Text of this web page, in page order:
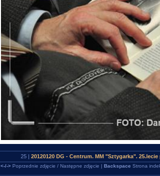
25 | 20120120 DG - Centrum. MM "Sztygarka".
<-/->Poprzednie zdjęcie / Następne zdjęcie | Backspace Strona